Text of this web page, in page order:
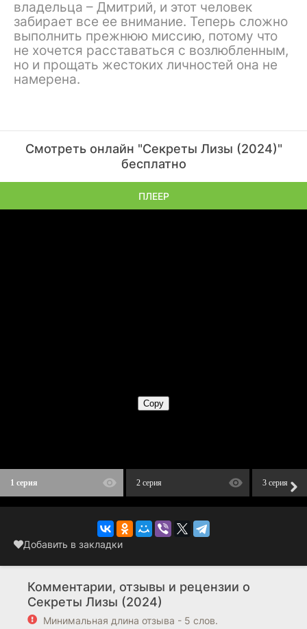
владельца – Дмитрий, и этот человек
забирает все ее внимание. Теперь сложно
выполнить прежнюю миссию, потому что
не хочется расставаться с возлюбленным,
но и прощать жестоких личностей она не
намерена.
Смотреть онлайн "Секреты Лизы (2024)"
бесплатно
ПЛЕЕР
1 серия 2 серия 3 серия
Добавить в закладки
Комментарии, отзывы и рецензии о
Секреты Лизы (2024)
Минимальная длина отзыва - 5 слов.